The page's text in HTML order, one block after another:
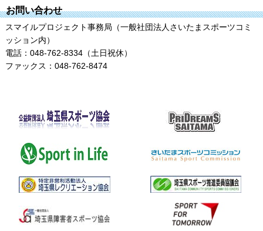
お問い合わせ
スマイルプロジェクト事務局（一般社団法人さいたまスポーツコミ
ッション内）
電話：048-762-8334（土日祝休）
ファックス：048-762-8474